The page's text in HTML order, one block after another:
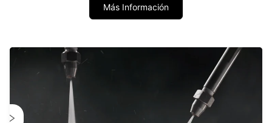
Más Información